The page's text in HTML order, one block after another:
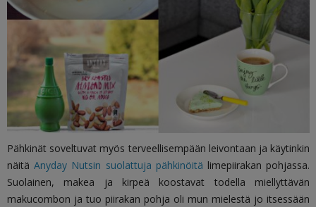
Pähkinät soveltuvat myös terveellisempään leivontaan ja käytinkin
näitäAnyday Nutsin suolattuja pähkinöitä limepiirakan pohjassa.
Suolainen, makea ja kirpeä koostavat todella miellyttävän
makucombon ja tuo piirakan pohja oli mun mielestä jo itsessään